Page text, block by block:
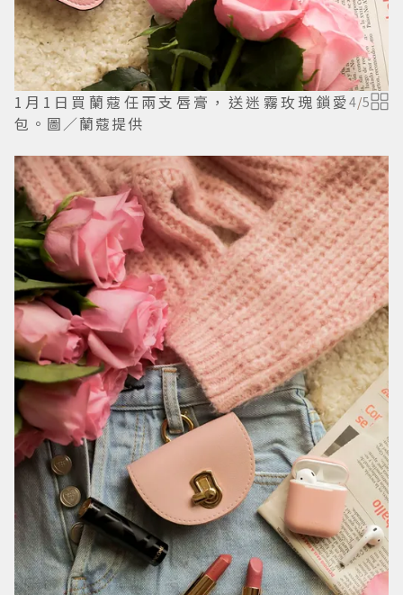
1月1日買蘭蔻任兩支唇膏，送迷霧玫瑰鎖愛
包。圖／蘭蔻提供
4/5